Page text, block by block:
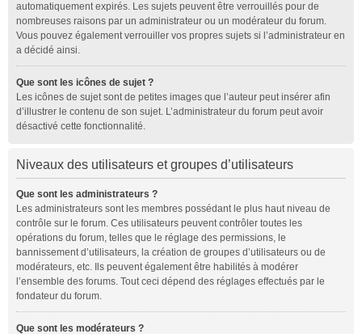
automatiquement expirés. Les sujets peuvent être verrouillés pour de
nombreuses raisons par un administrateur ou un modérateur du forum.
Vous pouvez également verrouiller vos propres sujets si l’administrateur en
a décidé ainsi.
Que sont les icônes de sujet ?
Les icônes de sujet sont de petites images que l’auteur peut insérer afin
d’illustrer le contenu de son sujet. L’administrateur du forum peut avoir
désactivé cette fonctionnalité.
Niveaux des utilisateurs et groupes d’utilisateurs
Que sont les administrateurs ?
Les administrateurs sont les membres possédant le plus haut niveau de
contrôle sur le forum. Ces utilisateurs peuvent contrôler toutes les
opérations du forum, telles que le réglage des permissions, le
bannissement d’utilisateurs, la création de groupes d’utilisateurs ou de
modérateurs, etc. Ils peuvent également être habilités à modérer
l’ensemble des forums. Tout ceci dépend des réglages effectués par le
fondateur du forum.
Que sont les modérateurs ?